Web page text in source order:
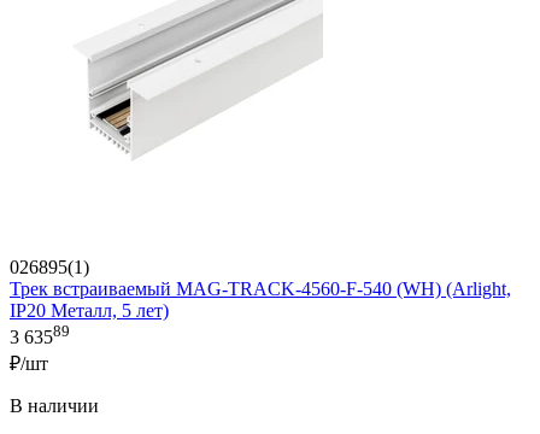
026895(1)
Трек встраиваемый MAG-TRACK-4560-F-540 (WH) (Arlight,
IP20 Металл, 5 лет)
3 63589
₽/шт
В наличии